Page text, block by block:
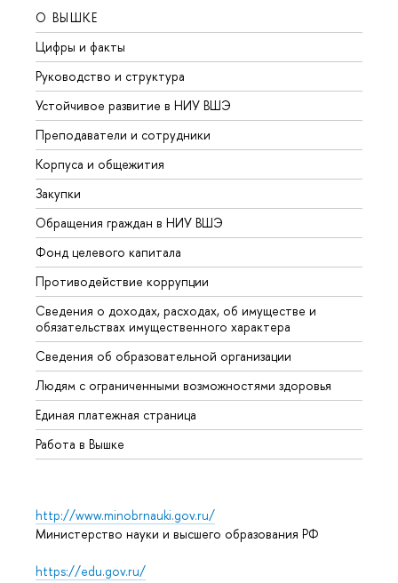
О ВЫШКЕ
Цифры и факты
Руководство и структура
Устойчивое развитие в НИУ ВШЭ
Преподаватели и сотрудники
Корпуса и общежития
Закупки
Обращения граждан в НИУ ВШЭ
Фонд целевого капитала
Противодействие коррупции
Сведения о доходах, расходах, об имуществе и
обязательствах имущественного характера
Сведения об образовательной организации
Людям с ограниченными возможностями здоровья
Единая платежная страница
Работа в Вышке
http://www.minobrnauki.gov.ru/
Министерство науки и высшего образования РФ
https://edu.gov.ru/